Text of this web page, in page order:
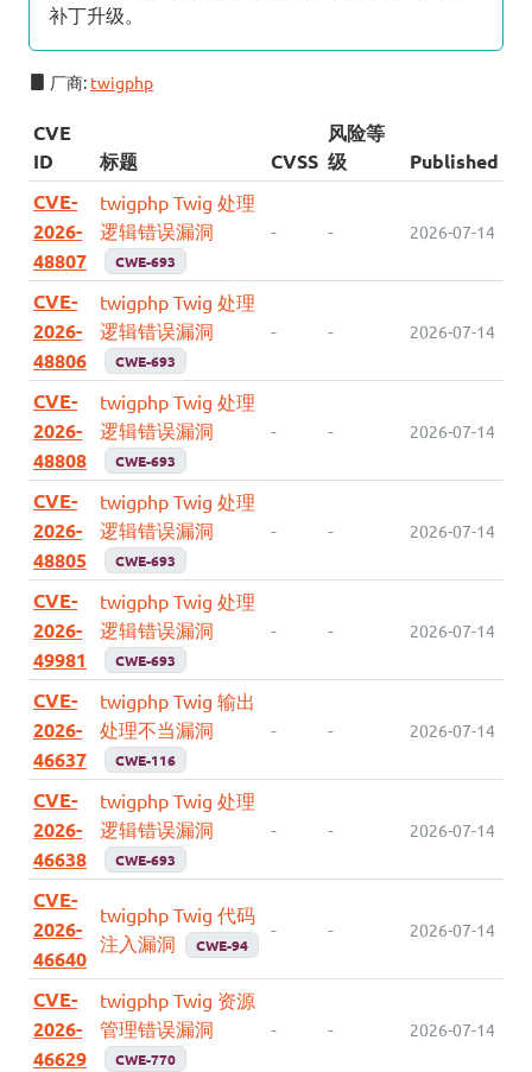
补丁升级。
厂商: twigphp
CVE
ID
标题 CVSS
风险等
级
Published
CVE-
2026-
48807
twigphp Twig 处理
逻辑错误漏洞
CWE-693
- - 2026-07-14
CVE-
2026-
48806
twigphp Twig 处理
逻辑错误漏洞
CWE-693
- - 2026-07-14
CVE-
2026-
48808
twigphp Twig 处理
逻辑错误漏洞
CWE-693
- - 2026-07-14
CVE-
2026-
48805
twigphp Twig 处理
逻辑错误漏洞
CWE-693
- - 2026-07-14
CVE-
2026-
49981
twigphp Twig 处理
逻辑错误漏洞
CWE-693
- - 2026-07-14
CVE-
2026-
46637
twigphp Twig 输出
处理不当漏洞
CWE-116
- - 2026-07-14
CVE-
2026-
46638
twigphp Twig 处理
逻辑错误漏洞
CWE-693
- - 2026-07-14
CVE-
2026-
46640
twigphp Twig 代码
注入漏洞
CWE-94
- - 2026-07-14
CVE-
2026-
46629
twigphp Twig 资源
管理错误漏洞
CWE-770
- - 2026-07-14